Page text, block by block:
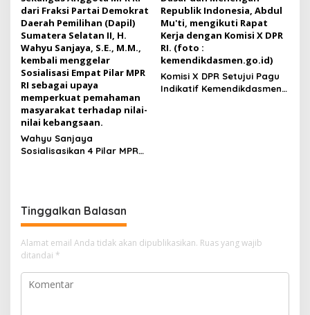
Wahyu Sanjaya
Sosialisasikan 4 Pilar MPR
Komisi X DPR Setujui Pagu
Indikatif Kemendikdasmen
Tinggalkan Balasan
Alamat email Anda tidak akan dipublikasikan. Ruas yang wajib
ditandai *